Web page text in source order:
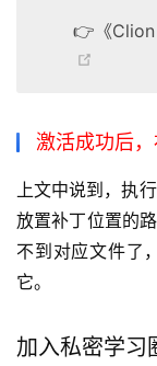
👉《Clion
激活成功后
上文中说到，执
放置补丁位置的
不到对应文件了
它。
加入私密学习